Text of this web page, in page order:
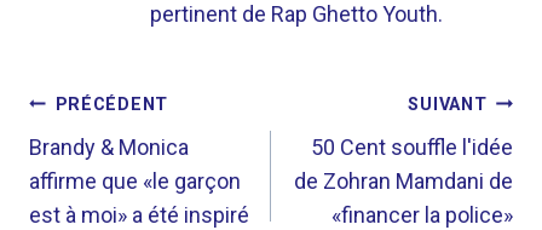
pertinent de Rap Ghetto Youth.
NAVIGATION
DE
L’ARTICLE
PRÉCÉDENT
Brandy & Monica
affirme que «le garçon
est à moi» a été inspiré
SUIVANT
50 Cent souffle l'idée
de Zohran Mamdani de
«financer la police»